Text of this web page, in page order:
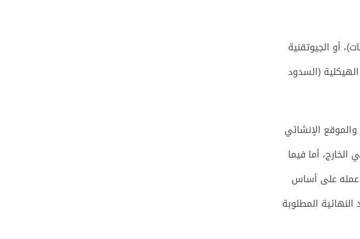
أو الجيوتقنية
الهيكلية (السدود
الإنشائي
أما فيما
وتكون طبيعة عمله على أساس
المطلوبة